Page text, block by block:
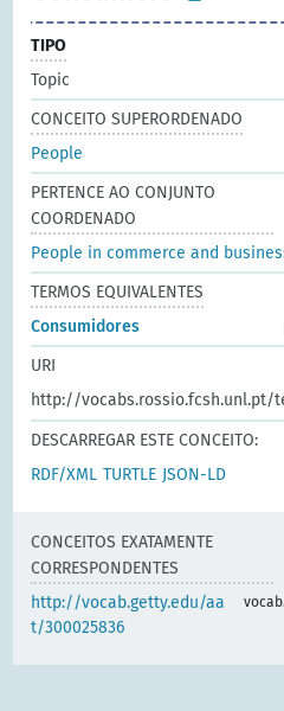
TIPO
Topic
CONCEITO SUPERORDENADO
People
PERTENCE AO CONJUNTO
COORDENADO
People in commerce and
TERMOS EQUIVALENTES
Consumidores
URI
http://vocabs.rossio.fcsh.unl.pt/
DESCARREGAR ESTE CONCEITO:
RDF/XML TURTLE JSON-LD
CONCEITOS EXATAMENTE
CORRESPONDENTES
http://vocab.getty.edu/aa
t/300025836